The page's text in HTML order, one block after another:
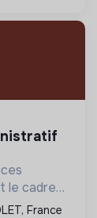
le cadre
France